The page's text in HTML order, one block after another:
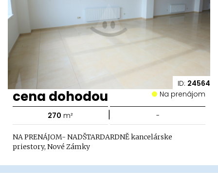
ID: 24564
cena dohodou Na prenájom
270 m² | -
NA PRENÁJOM- NADŠTARDARDNĚ kancelárske
priestory, Nové Zámky